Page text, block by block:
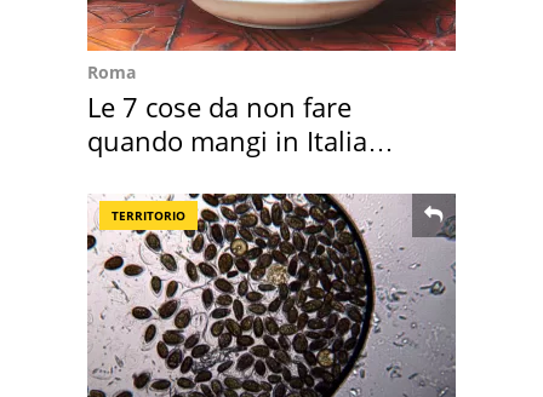
Roma
Le 7 cose da non fare
quando mangi in Italia
TERRITORIO